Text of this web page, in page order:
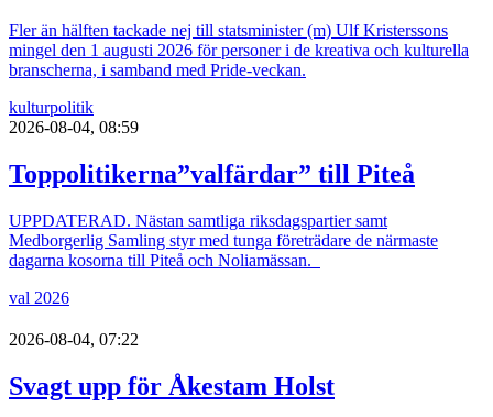
Fler än hälften tackade nej till statsminister (m) Ulf Kristerssons
mingel den 1 augusti 2026 för personer i de kreativa och kulturella
branscherna, i samband med Pride-veckan.
kulturpolitik
2026-08-04, 08:59
Toppolitikerna”valfärdar” till Piteå
UPPDATERAD. Nästan samtliga riksdagspartier samt
Medborgerlig Samling styr med tunga företrädare de närmaste
dagarna kosorna till Piteå och Noliamässan.
val 2026
2026-08-04, 07:22
Svagt upp för Åkestam Holst